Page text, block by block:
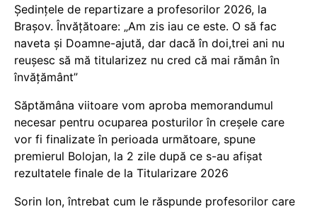
Ședințele de repartizare a profesorilor 2026, la
Brașov. Învățătoare: „Am zis iau ce este. O să fac
naveta și Doamne-ajută, dar dacă în doi,trei ani nu
reușesc să mă titularizez nu cred că mai rămân în
învățământ”
Săptămâna viitoare vom aproba memorandumul
necesar pentru ocuparea posturilor în creșele care
vor fi finalizate în perioada următoare, spune
premierul Bolojan, la 2 zile după ce s-au afișat
rezultatele finale de la Titularizare 2026
Sorin Ion, întrebat cum le răspunde profesorilor care